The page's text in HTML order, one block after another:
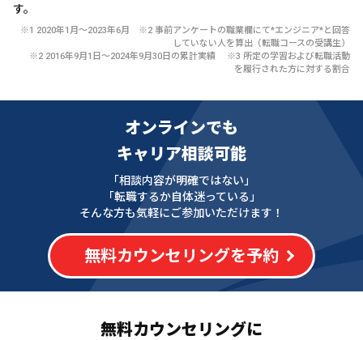
す。
※1 2020年1月〜2023年6月 ※2 事前アンケートの職業欄にて*エンジニア*と回答
していない人を算出（転職コースの受講生）
※2 2016年9月1日〜2024年9月30日の累計実績 ※3 所定の学習および転職活動
を履行された方に対する割合
オンラインでも
キャリア相談可能
「相談内容が明確ではない」
「転職するか自体迷っている」
そんな方も気軽にご参加いただけます！
無料カウンセリングを予約
無料カウンセリングに